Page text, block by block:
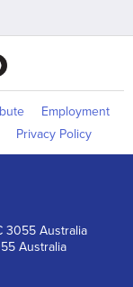
Employment
Privacy Policy
3055 Australia
Australia